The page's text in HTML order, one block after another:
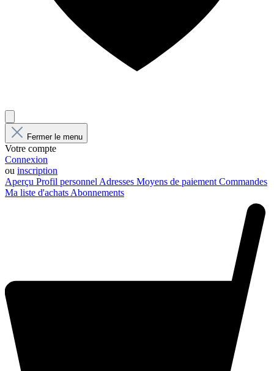
Fermer le menu
Votre compte
Connexion
ou inscription
Aperçu Profil personnel Adresses Moyens de paiement Commandes
Ma liste d'achats Abonnements